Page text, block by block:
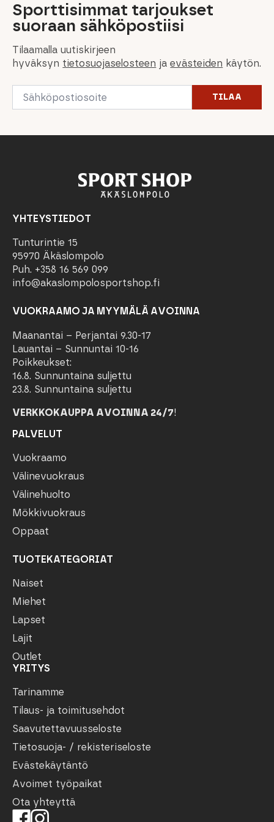
Sporttisimmat tarjoukset
suoraan sähköpostiisi
Tilaamalla uutiskirjeen
hyväksyn tietosuojaselosteen jaevästeiden käytön.
Email
TILAA
YHTEYSTIEDOT
Tunturintie 15
95970 Äkäslompolo
Puh. +358 16 569 099
info@akaslompolosportshop.fi
VUOKRAAMO JA MYYMÄLÄ AVOINNA
Maanantai – Perjantai 9.30-17
Lauantai – Sunnuntai 10-16
Poikkeukset:
16.8. Sunnuntaina suljettu
23.8. Sunnuntaina suljettu
VERKKOKAUPPA AVOINNA 24/7!
PALVELUT
Vuokraamo
Välinevuokraus
Välinehuolto
Mökkivuokraus
Oppaat
TUOTEKATEGORIAT
Naiset
Miehet
Lapset
Lajit
Outlet
YRITYS
Tarinamme
Tilaus- ja toimitusehdot
Saavutettavuusseloste
Tietosuoja- / rekisteriseloste
Evästekäytäntö
Avoimet työpaikat
Ota yhteyttä